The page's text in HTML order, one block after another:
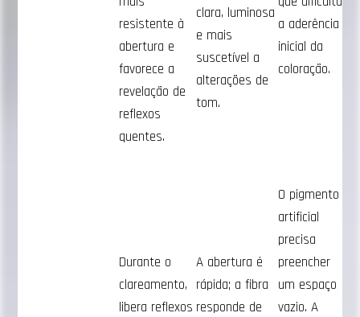
resistente à
abertura e
favorece a
revelação de
reflexos
quentes.
clara, luminosa
e mais
suscetível a
alterações de
tom.
a aderência
inicial da
coloração.
Durante o
clareamento,
libera reflexos
A abertura é
rápida; a fibra
responde de
O pigmento
artificial
precisa
preencher
um espaço
vazio. A